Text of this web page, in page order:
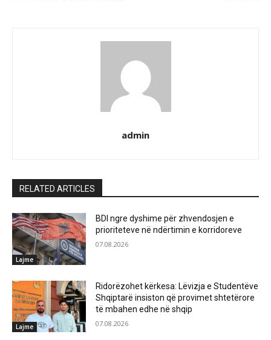
admin
RELATED ARTICLES
Lajme
BDI ngre dyshime për zhvendosjen e
prioriteteve në ndërtimin e korridoreve
07.08.2026
Lajme
Ridorëzohet kërkesa: Lëvizja e Studentëve
Shqiptarë insiston që provimet shtetërore
të mbahen edhe në shqip
07.08.2026